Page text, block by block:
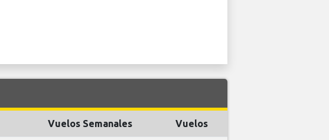
Vuelos Semanales Vuelos